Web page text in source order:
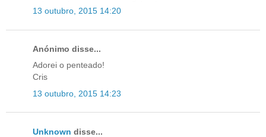
13 outubro, 2015 14:20
Anónimo disse...
Adorei o penteado!
Cris
13 outubro, 2015 14:23
Unknown disse...